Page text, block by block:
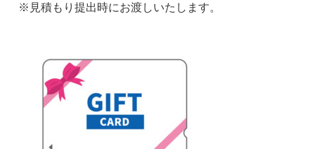
※見積もり提出時にお渡しいたします。